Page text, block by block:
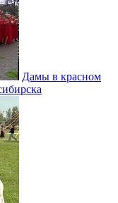
Дамы в красном